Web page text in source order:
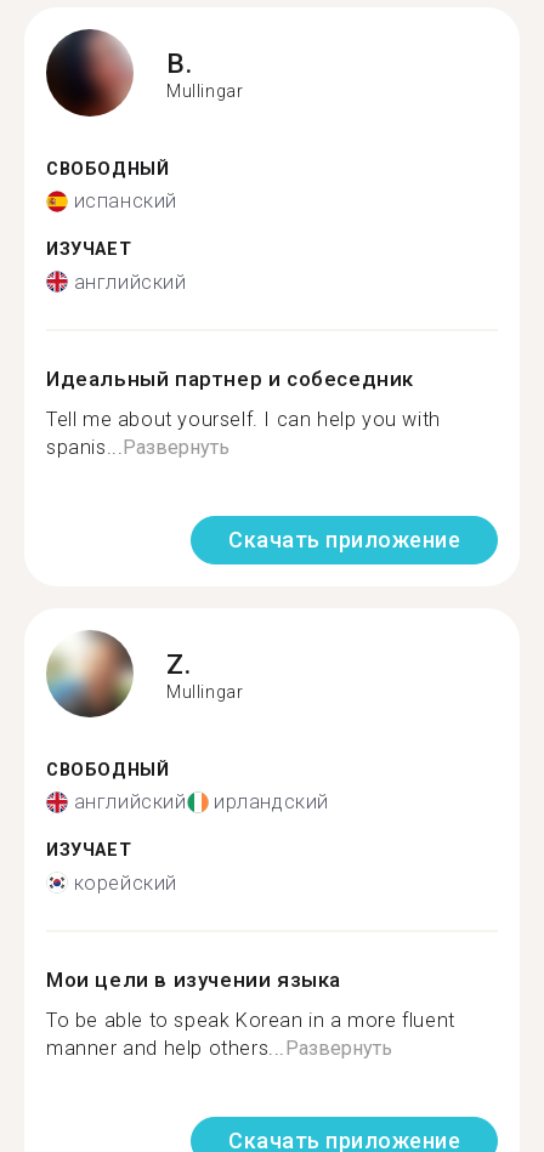
B.
Mullingar
СВОБОДНЫЙ
испанский
ИЗУЧАЕТ
английский
Идеальный партнер и собеседник
Tell me about yourself. I can help you with
spanis... Развернуть
Скачать приложение
Z.
Mullingar
СВОБОДНЫЙ
английский ирландский
ИЗУЧАЕТ
корейский
Мои цели в изучении языка
To be able to speak Korean in a more fluent
manner and help others... Развернуть
Скачать приложение